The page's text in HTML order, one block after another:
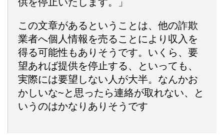
この文章があるということは、 他の詐欺
業者へ個人情報を売ることにより収入を
得る可能性もありそうです。いくら、要
望あれば提供を停止する、といっても、
実際には要望しない人が大半。 なんかお
かしいな~と思ったら連絡が取れない、と
いうのはかなりありそうです